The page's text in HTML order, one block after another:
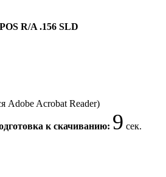
R/A .156 SLD
Adobe Acrobat Reader)
к скачиванию: 9 сек.